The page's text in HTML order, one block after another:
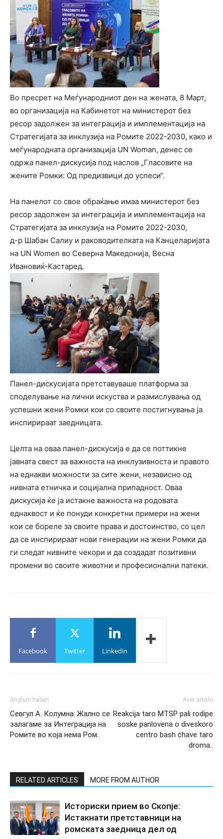
Во пресрет на Меѓународниот ден на жената, 8 Март,
во организација на Кабинетот на министерот без
ресор задолжен за интеграција и имплементација на
Стратегијата за инклузија на Ромите 2022-2030, како и
меѓународната организација UN Woman, денес се
одржа панел-дискусија под наслов „Гласовите на
жените Ромки: Од предизвици до успеси“.
На панелот со свое обраќање имаа министерот без
ресор задолжен за интеграција и имплементација на
Стратегијата за инклузија на Ромите 2022-2030,
д-р Шабан Салиу и раководителката на Канцеларијата
на UN Women во Северна Македонија, Весна
Ивановиќ-Кастаред.
Панел-дискусијата претставуваше платформа за
споделување на лични искуства и размислувања од
успешни жени Ромки кои со своите постигнувања ја
инспирираат заедницата.
Целта на оваа панел-дискусија е да се поттикне
јавната свест за важноста на инклузивноста и правото
на еднакви можности за сите жени, независно од
нивната етничка и социјална припадност. Оваа
дискусија ќе ја истакне важноста на родовата
еднаквост и ќе понуди конкретни примери на жени
кои се бореле за своите права и достоинство, со цел
да се инспирираат нови генерации на жени Ромки да
ги следат нивните чекори и да создадат позитивни
промени во своите животни и професионални патеки.
Facebook Twitter Linkedin
Angluni haberi
Севгул А. Колумна: Жално се
залагаме за Интеграција на
Ромите во која нема Ром..
Aver artiklo
Reakcija taro MTSP pali rodipe
soske panlovena o diveskoro
centro bash ćhave taro
droma..
RELATED ARTICLES MORE FROM AUTHOR
Историски прием во Скопје:
Истакнати претставници на
ромската заедница дел од